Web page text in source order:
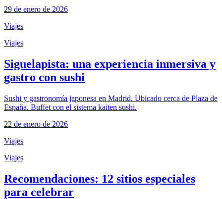
29 de enero de 2026
Viajes
Viajes
Siguelapista: una experiencia inmersiva y
gastro con sushi
Sushi y gastronomía japonesa en Madrid. Ubicado cerca de Plaza de
España. Buffet con el sistema kaiten sushi.
22 de enero de 2026
Viajes
Viajes
Recomendaciones: 12 sitios especiales
para celebrar